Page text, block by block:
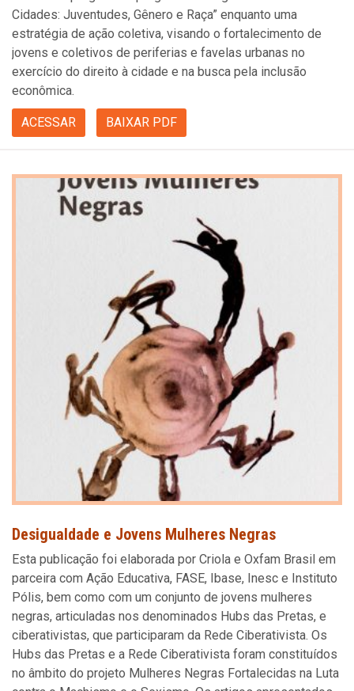
Cidades: Juventudes, Gênero e Raça” enquanto uma
estratégia de ação coletiva, visando o fortalecimento de
jovens e coletivos de periferias e favelas urbanas no
exercício do direito à cidade e na busca pela inclusão
econômica.
ACESSAR BAIXAR PDF
Desigualdade e Jovens Mulheres Negras
Esta publicação foi elaborada por Criola e Oxfam Brasil em
parceira com Ação Educativa, FASE, Ibase, Inesc e Instituto
Pólis, bem como com um conjunto de jovens mulheres
negras, articuladas nos denominados Hubs das Pretas, e
ciberativistas, que participaram da Rede Ciberativista. Os
Hubs das Pretas e a Rede Ciberativista foram constituídos
no âmbito do projeto Mulheres Negras Fortalecidas na Luta